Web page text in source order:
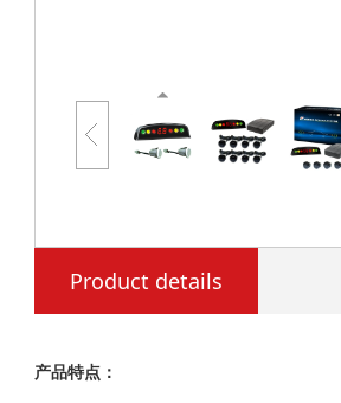
Product details
产品特点：